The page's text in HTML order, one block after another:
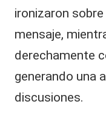
ironizaron
mensaje,
derechamente
generando una
discusiones.